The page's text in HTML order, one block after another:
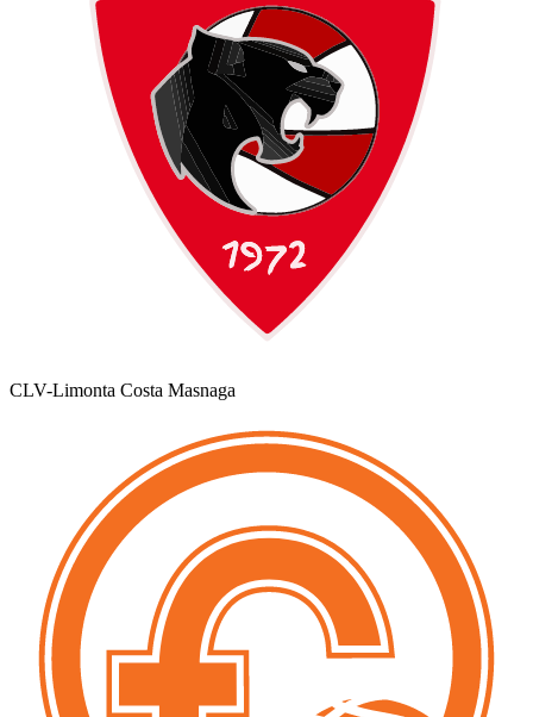
CLV-Limonta Costa Masnaga